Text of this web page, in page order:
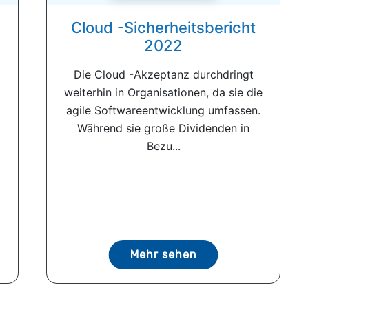
Cloud -Sicherheitsbericht
2022
Die Cloud -Akzeptanz durchdringt
weiterhin in Organisationen, da sie die
agile Softwareentwicklung umfassen.
Während sie große Dividenden in
Bezu...
Mehr sehen